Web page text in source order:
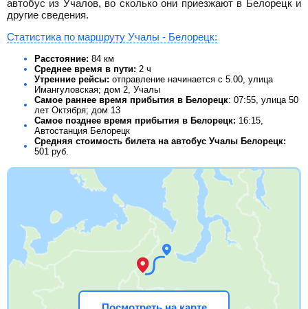
автобус из Учалов, во сколько они приезжают в Белорецк и
другие сведения.
Статистика по маршруту Учалы - Белорецк:
Расстояние: 84 км
Среднее время в пути: 2 ч
Утренние рейсы: отправление начинается с 5.00, улица
Имангуловская; дом 2, Учалы
Самое раннее время прибытия в Белорецк: 07:55, улица 50
лет Октября; дом 13
Самое позднее время прибытия в Белорецк: 16:15,
Автостанция Белорецк
Средняя стоимость билета на автобус Учалы Белорецк:
501 руб.